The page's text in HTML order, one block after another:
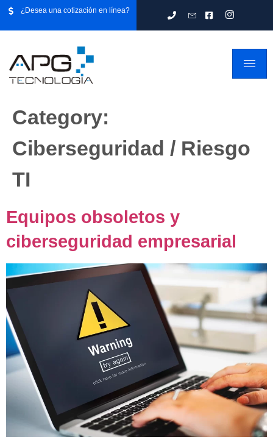
¿Desea una cotización en línea?
Category:
Ciberseguridad / Riesgo
TI
Equipos obsoletos y
ciberseguridad empresarial